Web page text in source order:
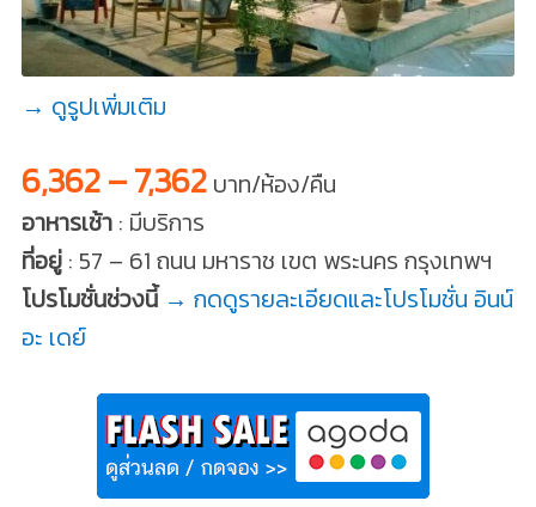
→ ดูรูปเพิ่มเติม
6,362 – 7,362บาท/ห้อง/คืน
อาหารเช้า: มีบริการ
ที่อยู่: 57 – 61 ถนน มหาราช เขต พระนคร กรุงเทพฯ
โปรโมชั่นช่วงนี้ → กดดูรายละเอียดและโปรโมชั่น อินน์
อะ เดย์